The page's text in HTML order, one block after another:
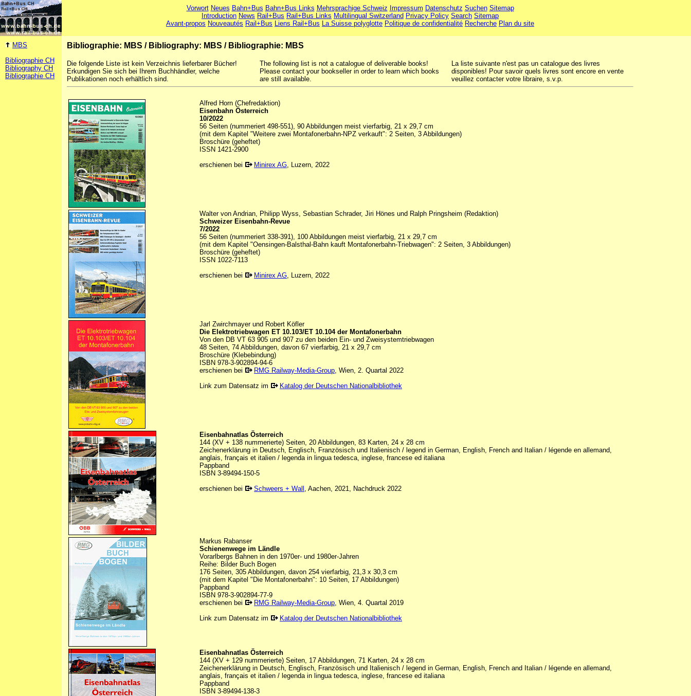
Vorwort Neues Bahn+Bus Bahn+Bus Links Mehrsprachige Schweiz Impressum Datenschutz Suchen Sitemap
Introduction News Rail+Bus Rail+Bus Links Multilingual Switzerland Privacy Policy Search Sitemap
Avant-propos Nouveautés Rail+Bus Liens Rail+Bus La Suisse polyglotte Politique de confidentialité Recherche Plan du site
MBS
Bibliographie CH
Bibliography CH
Bibliographie CH
Bibliographie: MBS / Bibliography: MBS / Bibliographie: MBS
Die folgende Liste ist kein Verzeichnis lieferbarer Bücher!
Erkundigen Sie sich bei Ihrem Buchhändler, welche
Publikationen noch erhältlich sind.
The following list is not a catalogue of deliverable books!
Please contact your bookseller in order to learn which books
are still available.
La liste suivante n'est pas un catalogue des livres
disponibles! Pour savoir quels livres sont encore en vente
veuillez contacter votre libraire, s.v.p.
Alfred Horn (Chefredaktion)
Eisenbahn Österreich
10/2022
56 Seiten (nummeriert 498-551), 90 Abbildungen meist vierfarbig, 21 x 29,7 cm
(mit dem Kapitel "Weitere zwei Montafonerbahn-NPZ verkauft": 2 Seiten, 3 Abbildungen)
Broschüre (geheftet)
ISSN 1421-2900
erschienen bei
Minirex AG, Luzern, 2022
Walter von Andrian, Philipp Wyss, Sebastian Schrader, Jiri Hönes und Ralph Pringsheim (Redaktion)
Schweizer Eisenbahn-Revue
7/2022
56 Seiten (nummeriert 338-391), 100 Abbildungen meist vierfarbig, 21 x 29,7 cm
(mit dem Kapitel "Oensingen-Balsthal-Bahn kauft Montafonerbahn-Triebwagen": 2 Seiten, 3 Abbildungen)
Broschüre (geheftet)
ISSN 1022-7113
erschienen bei
Minirex AG, Luzern, 2022
Jarl Zwirchmayer und Robert Köfler
Die Elektrotriebwagen ET 10.103/ET 10.104 der Montafonerbahn
Von den DB VT 63 905 und 907 zu den beiden Ein- und Zweisystemtriebwagen
48 Seiten, 74 Abbildungen, davon 67 vierfarbig, 21 x 29,7 cm
Broschüre (Klebebindung)
ISBN 978-3-902894-94-6
erschienen bei
RMG Railway-Media-Group, Wien, 2. Quartal 2022
Link zum Datensatz im
Katalog der Deutschen Nationalbibliothek
Eisenbahnatlas Österreich
144 (XV + 138 nummerierte) Seiten, 20 Abbildungen, 83 Karten, 24 x 28 cm
Zeichenerklärung in Deutsch, Englisch, Französisch und Italienisch / legend in German, English, French and Italian / légende en allemand,
anglais, français et italien / legenda in lingua tedesca, inglese, francese ed italiana
Pappband
ISBN 3-89494-150-5
erschienen bei
Schweers + Wall , Aachen, 2021, Nachdruck 2022
Markus Rabanser
Schienenwege im Ländle
Vorarlbergs Bahnen in den 1970er- und 1980er-Jahren
Reihe: Bilder Buch Bogen
176 Seiten, 305 Abbildungen, davon 254 vierfarbig, 21,3 x 30,3 cm
(mit dem Kapitel "Die Montafonerbahn": 10 Seiten, 17 Abbildungen)
Pappband
ISBN 978-3-902894-77-9
erschienen bei
RMG Railway-Media-Group, Wien, 4. Quartal 2019
Link zum Datensatz im
Katalog der Deutschen Nationalbibliothek
Eisenbahnatlas Österreich
144 (XV + 129 nummerierte) Seiten, 17 Abbildungen, 71 Karten, 24 x 28 cm
Zeichenerklärung in Deutsch, Englisch, Französisch und Italienisch / legend in German, English, French and Italian / légende en allemand,
anglais, français et italien / legenda in lingua tedesca, inglese, francese ed italiana
Pappband
ISBN 3-89494-138-3